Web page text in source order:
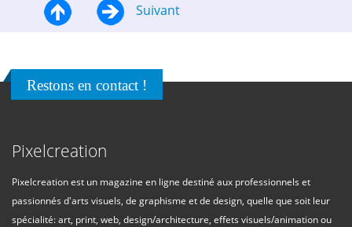
Suivant
Restons en contact !
Pixelcreation
Pixelcreation est un magazine en ligne destiné aux professionnels et
passionnés d'arts visuels, de graphisme et de design, quelle que soit leur
spécialité: art, print, web, design/architecture, effets visuels/animation ou